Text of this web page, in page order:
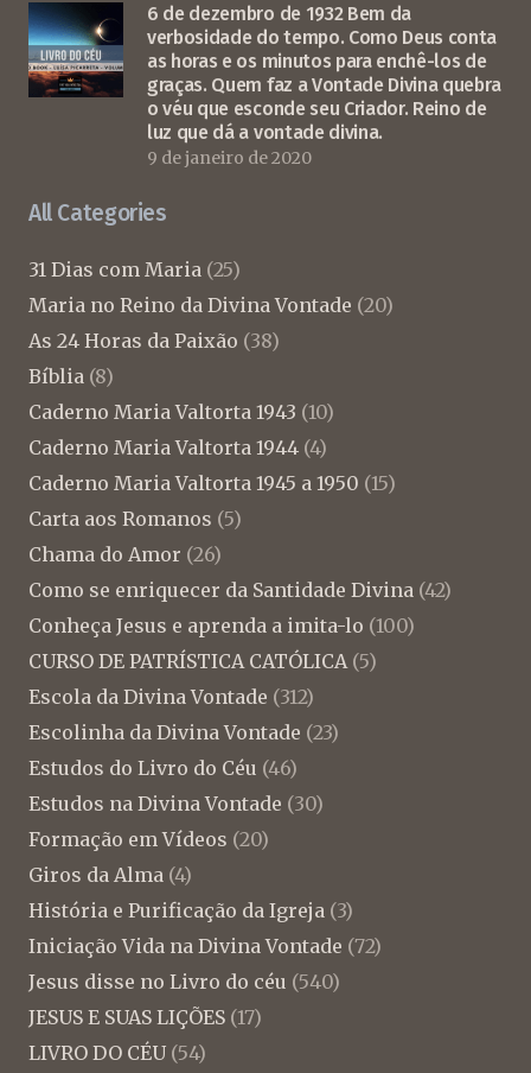
6 de dezembro de 1932 Bem da
verbosidade do tempo. Como Deus conta
as horas e os minutos para enchê-los de
graças. Quem faz a Vontade Divina quebra
o véu que esconde seu Criador. Reino de
luz que dá a vontade divina.
9 de janeiro de 2020
All Categories
31 Dias com Maria (25)
Maria no Reino da Divina Vontade (20)
As 24 Horas da Paixão (38)
Bíblia (8)
Caderno Maria Valtorta 1943 (10)
Caderno Maria Valtorta 1944 (4)
Caderno Maria Valtorta 1945 a 1950 (15)
Carta aos Romanos (5)
Chama do Amor (26)
Como se enriquecer da Santidade Divina (42)
Conheça Jesus e aprenda a imita-lo (100)
CURSO DE PATRÍSTICA CATÓLICA (5)
Escola da Divina Vontade (312)
Escolinha da Divina Vontade (23)
Estudos do Livro do Céu (46)
Estudos na Divina Vontade (30)
Formação em Vídeos (20)
Giros da Alma (4)
História e Purificação da Igreja (3)
Iniciação Vida na Divina Vontade (72)
Jesus disse no Livro do céu (540)
JESUS E SUAS LIÇÕES (17)
LIVRO DO CÉU (54)